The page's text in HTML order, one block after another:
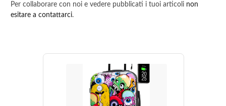
Per collaborare con noi e vedere pubblicati i tuoi articoli non
esitare a contattarci.